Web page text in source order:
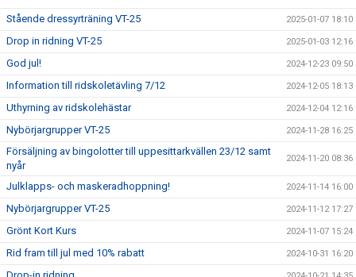
Stående dressyrträning VT-25 2025-01-07 18:10
Drop in ridning VT-25 2025-01-03 12:16
God jul! 2024-12-23 09:50
Information till ridskoletävling 7/12 2024-12-05 18:13
Uthyrning av ridskolehästar 2024-12-04 12:16
Nybörjargrupper VT-25 2024-11-28 16:25
Försäljning av bingolotter till uppesittarkvällen 23/12 samt
nyår
2024-11-20 08:36
Julklapps- och maskeradhoppning! 2024-11-14 16:00
Nybörjargrupper VT-25 2024-11-12 17:27
Grönt Kort Kurs 2024-11-07 15:24
Rid fram till jul med 10% rabatt 2024-10-31 16:20